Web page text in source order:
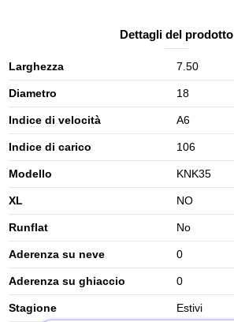
Dettagli del prodotto
Larghezza 7.50
Diametro 18
Indice di velocità A6
Indice di carico 106
Modello KNK35
XL NO
Runflat No
Aderenza su neve 0
Aderenza su ghiaccio 0
Stagione Estivi